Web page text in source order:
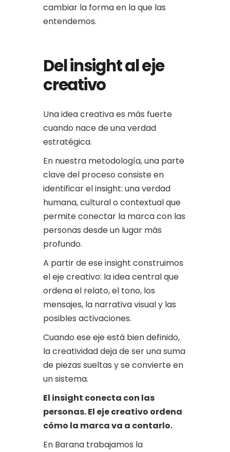
cambiar la forma en la que las
entendemos.
Del insight al eje
creativo
Una idea creativa es más fuerte
cuando nace de una verdad
estratégica.
En nuestra metodología, una parte
clave del proceso consiste en
identificar el insight: una verdad
humana, cultural o contextual que
permite conectar la marca con las
personas desde un lugar más
profundo.
A partir de ese insight construimos
el eje creativo: la idea central que
ordena el relato, el tono, los
mensajes, la narrativa visual y las
posibles activaciones.
Cuando ese eje está bien definido,
la creatividad deja de ser una suma
de piezas sueltas y se convierte en
un sistema.
El insight conecta con las
personas. El eje creativo ordena
cómo la marca va a contarlo.
En Barana trabajamos la